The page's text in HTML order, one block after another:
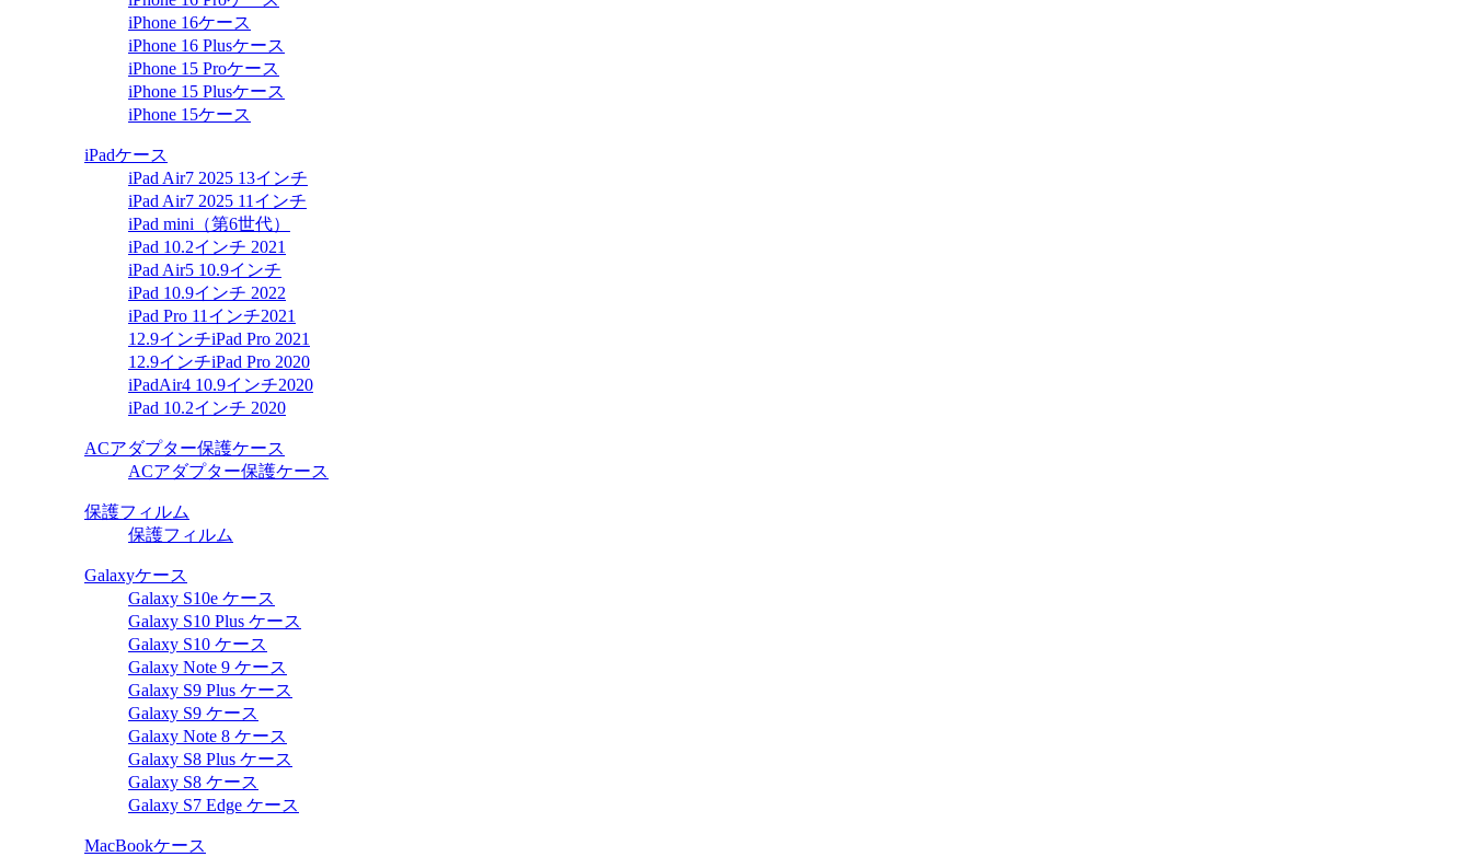
iPhone 16ケース
iPhone 16 Plusケース
iPhone 15 Proケース
iPhone 15 Plusケース
iPhone 15ケース
iPadケース
iPad Air7 2025 13インチ
iPad Air7 2025 11インチ
iPad mini（第6世代）
iPad 10.2インチ 2021
iPad Air5 10.9インチ
iPad 10.9インチ 2022
iPad Pro 11インチ2021
12.9インチiPad Pro 2021
12.9インチiPad Pro 2020
iPadAir4 10.9インチ2020
iPad 10.2インチ 2020
ACアダプター保護ケース
ACアダプター保護ケース
保護フィルム
保護フィルム
Galaxyケース
Galaxy S10e ケース
Galaxy S10 Plus ケース
Galaxy S10 ケース
Galaxy Note 9 ケース
Galaxy S9 Plus ケース
Galaxy S9 ケース
Galaxy Note 8 ケース
Galaxy S8 Plus ケース
Galaxy S8 ケース
Galaxy S7 Edge ケース
MacBookケース